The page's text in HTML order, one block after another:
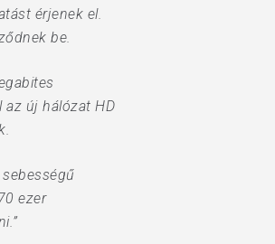
érjenek el.
be.
az új hálózat HD
ezer